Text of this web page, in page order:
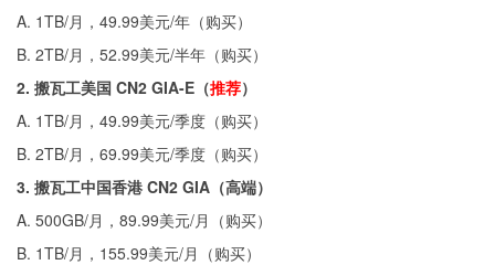
A. 1TB/月，49.99美元/年（购买）
B. 2TB/月，52.99美元/半年（购买）
2. 搬瓦工美国 CN2 GIA-E（推荐）
A. 1TB/月，49.99美元/季度（购买）
B. 2TB/月，69.99美元/季度（购买）
3. 搬瓦工中国香港 CN2 GIA（高端）
A. 500GB/月，89.99美元/月（购买）
B. 1TB/月，155.99美元/月（购买）